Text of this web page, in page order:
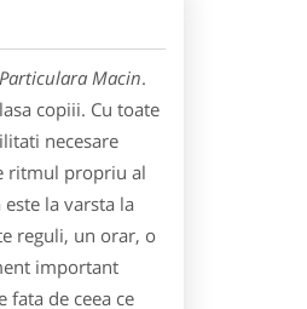
Macin.
copiii. Cu toate
necesare
ritmul propriu al
la varsta la
reguli, un orar, o
important
de ceea ce